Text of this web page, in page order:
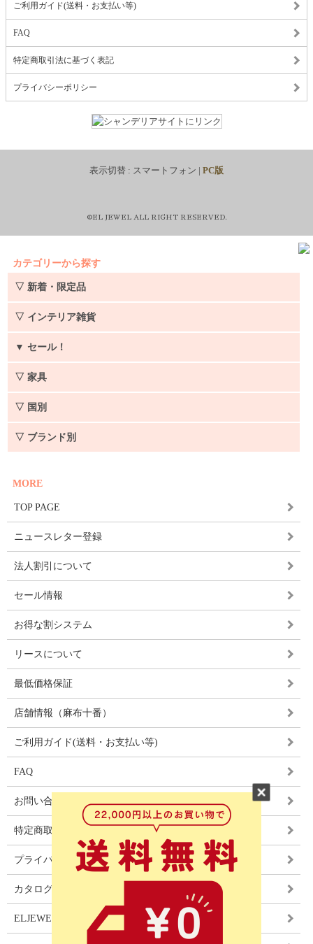
ご利用ガイド(送料・お支払い等)
FAQ
特定商取引法に基づく表記
プライバシーポリシー
表示切替 : スマートフォン | PC版
©EL JEWEL ALL RIGHT RESERVED.
カテゴリーから探す
▽ 新着・限定品
▽ インテリア雑貨
▼ セール！
▽ 家具
▽ 国別
▽ ブランド別
MORE
TOP PAGE
ニュースレター登録
法人割引について
セール情報
お得な割システム
リースについて
最低価格保証
店舗情報（麻布十番）
ご利用ガイド(送料・お支払い等)
FAQ
お問い合わせ
特定商取引法に基づく表記
プライバシーポリシー
カタログ
ELJEWEL LIGHITNG